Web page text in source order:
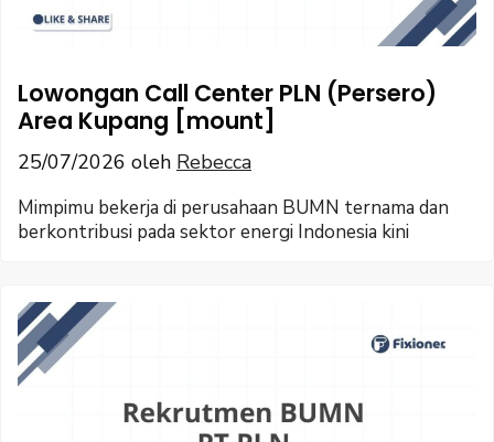
Lowongan Call Center PLN (Persero)
Area Kupang [mount]
25/07/2026 oleh Rebecca
Mimpimu bekerja di perusahaan BUMN ternama dan
berkontribusi pada sektor energi Indonesia kini